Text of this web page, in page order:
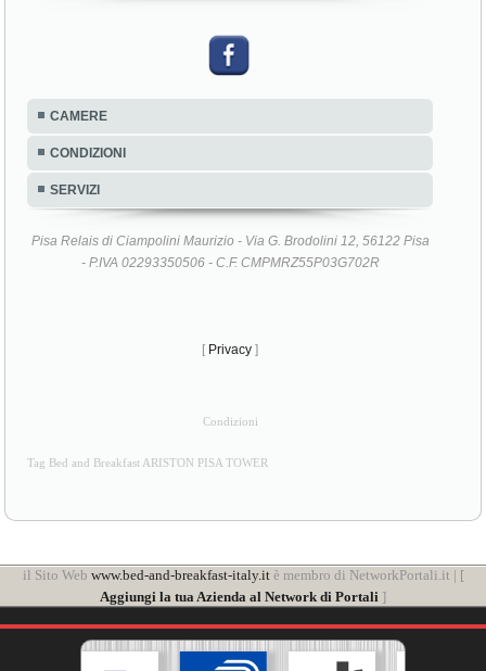
CAMERE
CONDIZIONI
SERVIZI
Pisa Relais di Ciampolini Maurizio - Via G. Brodolini 12, 56122 Pisa
- P.IVA 02293350506 - C.F. CMPMRZ55P03G702R
[ Privacy ]
Condizioni
Tag Bed and Breakfast ARISTON PISA TOWER
il Sito Web www.bed-and-breakfast-italy.itè membro di NetworkPortali.it | [
Aggiungi la tua Azienda al Network di Portali ]